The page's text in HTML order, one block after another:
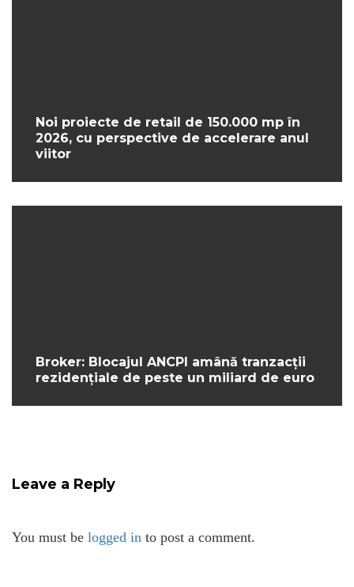
Noi proiecte de retail de 150.000 mp în
2026, cu perspective de accelerare anul
viitor
Broker: Blocajul ANCPI amână tranzacții
rezidențiale de peste un miliard de euro
Leave a Reply
You must be logged in to post a comment.